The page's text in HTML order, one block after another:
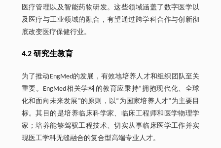
医疗管理以及智能药物研发。这些领域涵盖了数字医学以
及医疗与工业领域的融合，有望通过跨学科合作与创新彻
底改变医疗保健行业。
4.2 研究生教育
为了推动EngMed的发展，有效地培养人才和组织团队至关
重要。EngMed相关学科的教育应秉持“拥抱现代化、全球
化和面向未来发展”的原则，以“为国家培养人才”为主要目
标。其目的是培养临床科学家、临床工程师和医学物理学
家；培养能够驾驭工程技术、切实从事临床医学工作并实
现医工学科无缝融合的复合型高端专业人才。